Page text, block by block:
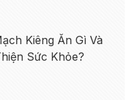
Kiêng Ăn Gì Và
Sức Khỏe?